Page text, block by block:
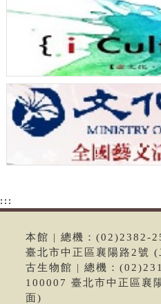
:::
本館 | 總機：(02)2382-
臺北市中正區襄陽路2號
古生物館 | 總機：
100007 臺北市中正區襄
面)